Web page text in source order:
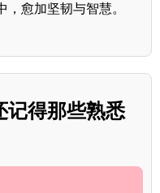
愈加坚韧与智慧。
记得那些熟悉